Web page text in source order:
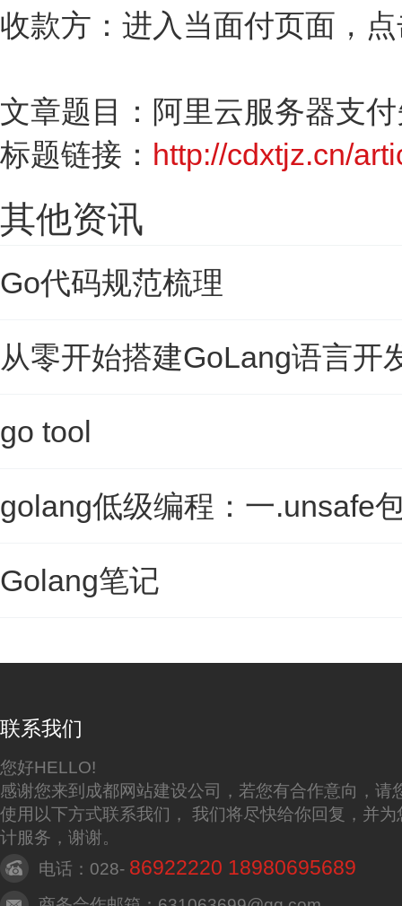
收款方：进入当面付页面，
文章题目：阿里云服务器支
标题链接： http://cdxtjz.cn/
其他资讯
Go代码规范梳理
从零开始搭建GoLang语言开
go tool
golang低级编程：一.unsafe
Golang笔记
联系我们
您好HELLO!
感谢您来到成都网站建设公司，若您有合作意向，请
使用以下方式联系我们， 我们将尽快给你回复，并
计服务，谢谢。
电话：028- 86922220 18980695689